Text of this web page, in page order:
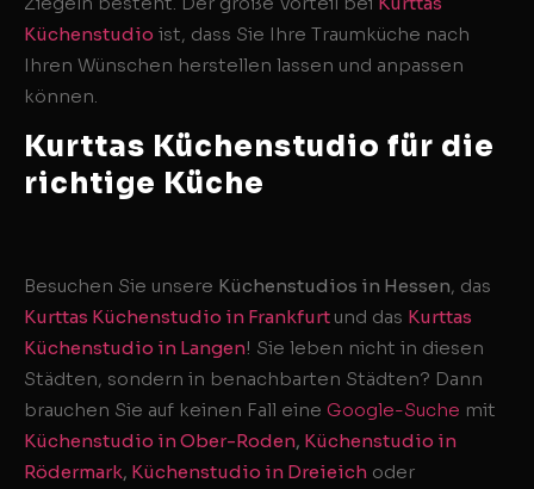
Küchenstudio ist, dass Sie Ihre Traumküche nach
Ihren Wünschen herstellen lassen und anpassen
können.
Kurttas Küchenstudio für die
richtige Küche
Besuchen Sie unsere Küchenstudios in Hessen, das
Kurttas Küchenstudio in Frankfurt und das Kurttas
Küchenstudio in Langen! Sie leben nicht in diesen
Städten, sondern in benachbarten Städten? Dann
brauchen Sie auf keinen Fall eine Google-Suche mit
Küchenstudio in Ober-Roden, Küchenstudio in
Rödermark, Küchenstudio in Dreieich oder